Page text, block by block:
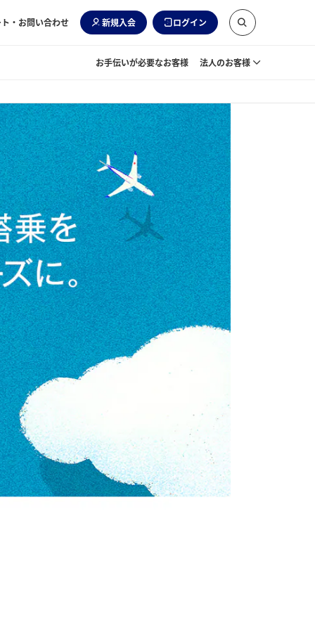
・お問い合わせ 新規入会 ログイン
お手伝いが必要なお客様 法人のお客様